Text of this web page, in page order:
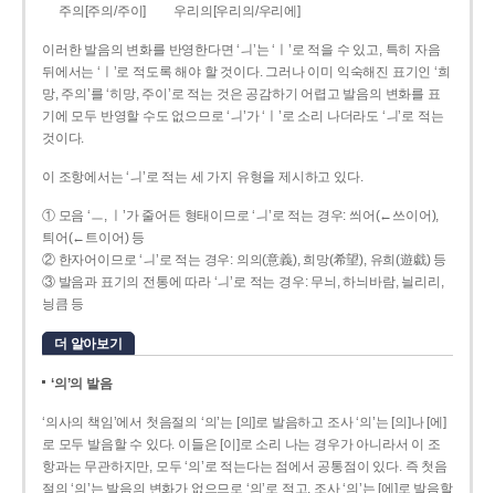
주의[주의/주이]
우리의[우리의/우리에]
이러한 발음의 변화를 반영한다면 ‘ㅢ’는 ‘ㅣ’로 적을 수 있고, 특히 자음
뒤에서는 ‘ㅣ’로 적도록 해야 할 것이다. 그러나 이미 익숙해진 표기인 ‘희
망, 주의’를 ‘히망, 주이’로 적는 것은 공감하기 어렵고 발음의 변화를 표
기에 모두 반영할 수도 없으므로 ‘ㅢ’가 ‘ㅣ’로 소리 나더라도 ‘ㅢ’로 적는
것이다.
이 조항에서는 ‘ㅢ’로 적는 세 가지 유형을 제시하고 있다.
① 모음 ‘ㅡ, ㅣ’가 줄어든 형태이므로 ‘ㅢ’로 적는 경우: 씌어(←쓰이어),
틔어(←트이어) 등
② 한자어이므로 ‘ㅢ’로 적는 경우: 의의(意義), 희망(希望), 유희(遊戱) 등
③ 발음과 표기의 전통에 따라 ‘ㅢ’로 적는 경우: 무늬, 하늬바람, 늴리리,
닁큼 등
더 알아보기
‘의’의 발음
‘의사의 책임’에서 첫음절의 ‘의’는 [의]로 발음하고 조사 ‘의’는 [의]나 [에]
로 모두 발음할 수 있다. 이들은 [이]로 소리 나는 경우가 아니라서 이 조
항과는 무관하지만, 모두 ‘의’로 적는다는 점에서 공통점이 있다. 즉 첫음
절의 ‘의’는 발음의 변화가 없으므로 ‘의’로 적고, 조사 ‘의’는 [에]로 발음할